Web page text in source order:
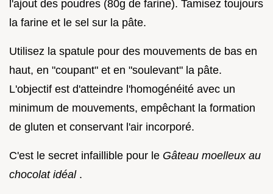
l'ajout des poudres (80g de farine). Tamisez toujours
la farine et le sel sur la pâte.
Utilisez la spatule pour des mouvements de bas en
haut, en "coupant" et en "soulevant" la pâte.
L'objectif est d'atteindre l'homogénéité avec un
minimum de mouvements, empêchant la formation
de gluten et conservant l'air incorporé.
C'est le secret infaillible pour le Gâteau moelleux au
chocolat idéal .